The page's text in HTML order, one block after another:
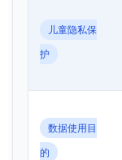
儿童隐私保
护
数据使用目
的